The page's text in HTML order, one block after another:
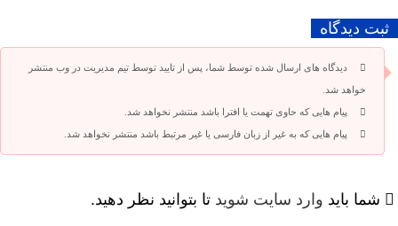
ثبت دیدگاه
دیدگاه های ارسال شده توسط شما، پس از تایید توسط تیم مدیریت در وب منتشر
خواهد شد.
پیام هایی که حاوی تهمت یا افترا باشد منتشر نخواهد شد.
پیام هایی که به غیر از زبان فارسی یا غیر مرتبط باشد منتشر نخواهد شد.
شما باید وارد سایت شوید تا بتوانید نظر دهید.